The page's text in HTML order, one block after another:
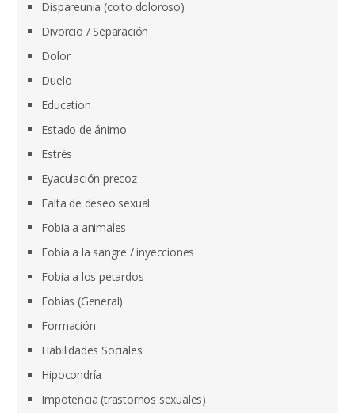
Dispareunia (coito doloroso)
Divorcio / Separación
Dolor
Duelo
Education
Estado de ánimo
Estrés
Eyaculación precoz
Falta de deseo sexual
Fobia a animales
Fobia a la sangre / inyecciones
Fobia a los petardos
Fobias (General)
Formación
Habilidades Sociales
Hipocondría
Impotencia (trastornos sexuales)